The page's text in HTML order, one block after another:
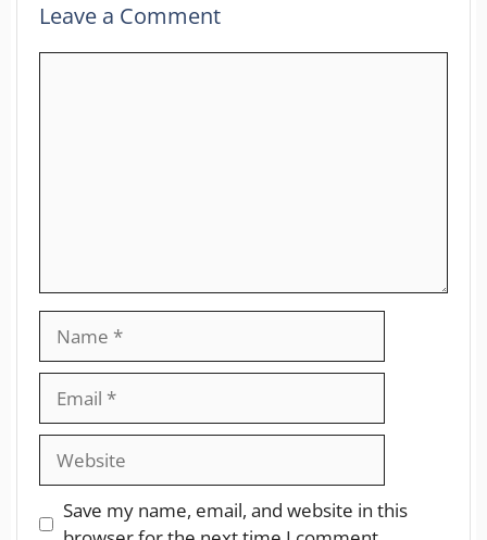
Leave a Comment
Save my name, email, and website in this